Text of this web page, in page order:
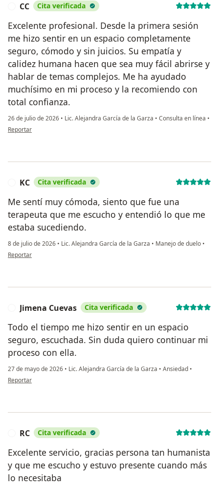
CC Cita verificada
Excelente profesional. Desde la primera sesión
me hizo sentir en un espacio completamente
seguro, cómodo y sin juicios. Su empatía y
calidez humana hacen que sea muy fácil abrirse y
hablar de temas complejos. Me ha ayudado
muchísimo en mi proceso y la recomiendo con
total confianza.
26 de julio de 2026 • Lic. Alejandra García de la Garza • Consulta en línea •
en opinión del usuario CC
Reportar
KC Cita verificada
Me sentí muy cómoda, siento que fue una
terapeuta que me escucho y entendió lo que me
estaba sucediendo.
8 de julio de 2026 • Lic. Alejandra García de la Garza • Manejo de duelo •
en opinión del usuario KC
Reportar
Jimena Cuevas Cita verificada
Todo el tiempo me hizo sentir en un espacio
seguro, escuchada. Sin duda quiero continuar mi
proceso con ella.
27 de mayo de 2026 • Lic. Alejandra García de la Garza • Ansiedad •
en opinión del usuario Jimena Cuevas
Reportar
RC Cita verificada
Excelente servicio, gracias persona tan humanista
y que me escucho y estuvo presente cuando más
lo necesitaba